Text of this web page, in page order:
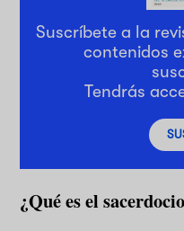
Suscríbete a la
contenidos
Tendrás
¿Qué es el